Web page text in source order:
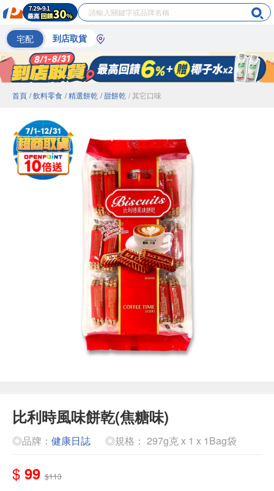
宅配 到店取貨
首頁 / 飲料零食 / 精選餅乾 / 甜餅乾 / 其它口味
比利時風味餅乾(焦糖味)
◎品牌： 健康日誌 ◎規格： 297g克 x 1 x 1Bag袋
$ 99 $113